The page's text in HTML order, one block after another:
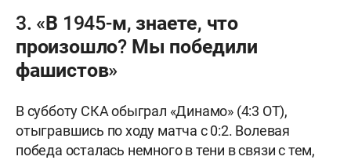
3. «В 1945-м, знаете, что
произошло? Мы победили
фашистов»
В субботу СКА обыграл «Динамо» (4:3 ОТ),
отыгравшись по ходу матча с 0:2. Волевая
победа осталась немного в тени в связи с тем,